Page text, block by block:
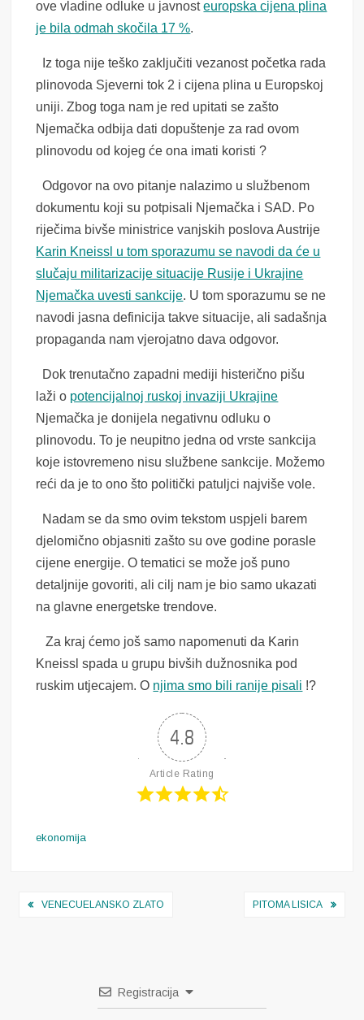
ove vladine odluke u javnosteuropska cijena plina
je bila odmah skočila 17 %.
Iz toga nije teško zaključiti vezanost početka rada
plinovoda Sjeverni tok 2 i cijena plina u Europskoj
uniji. Zbog toga nam je red upitati se zašto
Njemačka odbija dati dopuštenje za rad ovom
plinovodu od kojeg će ona imati koristi ?
Odgovor na ovo pitanje nalazimo u službenom
dokumentu koji su potpisali Njemačka i SAD. Po
riječima bivše ministrice vanjskih poslova Austrije
Karin Kneissl u tom sporazumu se navodi da će u
slučaju militarizacije situacije Rusije i Ukrajine
Njemačka uvesti sankcije. U tom sporazumu se ne
navodi jasna definicija takve situacije, ali sadašnja
propaganda nam vjerojatno dava odgovor.
Dok trenutačno zapadni mediji histerično pišu
laži o potencijalnoj ruskoj invaziji Ukrajine
Njemačka je donijela negativnu odluku o
plinovodu. To je neupitno jedna od vrste sankcija
koje istovremeno nisu službene sankcije. Možemo
reći da je to ono što politički patuljci najviše vole.
Nadam se da smo ovim tekstom uspjeli barem
djelomično objasniti zašto su ove godine porasle
cijene energije. O tematici se može još puno
detaljnije govoriti, ali cilj nam je bio samo ukazati
na glavne energetske trendove.
Za kraj ćemo još samo napomenuti da Karin
Kneissl spada u grupu bivših dužnosnika pod
ruskim utjecajem. O njima smo bili ranije pisali !?
4.8
Article Rating
ekonomija
Navigacija
VENECUELANSKO ZLATO PITOMA LISICA
Registracija